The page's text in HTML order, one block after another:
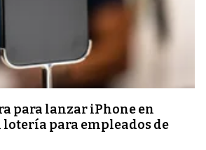
para lanzar iPhone en
para empleados de